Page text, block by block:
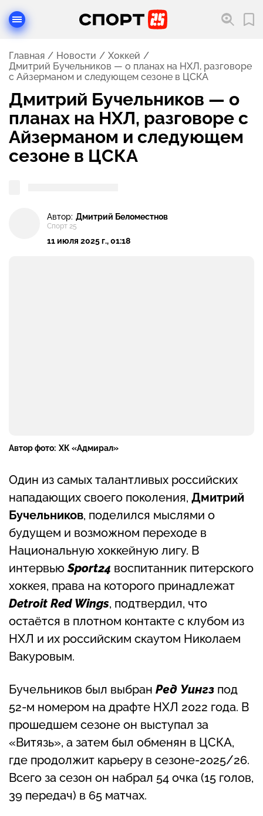
Главная Новости
Хоккей
Дмитрий Бучельников — о планах на НХЛ, разговоре
с Айзерманом и следующем сезоне в ЦСКА
Дмитрий Бучельников — о
планах на НХЛ, разговоре с
Айзерманом и следующем
сезоне в ЦСКА
Автор: Дмитрий Беломестнов
Спорт 25
11 июля 2025 г., 01:18
Автор фото: ХК «Адмирал»
Один из самых талантливых российских
нападающих своего поколения, Дмитрий
Бучельников, поделился мыслями о
будущем и возможном переходе в
Национальную хоккейную лигу. В
интервьюSport24 воспитанник питерского
хоккея, права на которого принадлежат
Detroit Red Wings, подтвердил, что
остаётся в плотном контакте с клубом из
НХЛ и их российским скаутом Николаем
Вакуровым.
Бучельников был выбран Ред Уингз под
52-м номером на драфте НХЛ 2022 года. В
прошедшем сезоне он выступал за
«Витязь», а затем был обменян в ЦСКА,
где продолжит карьеру в сезоне-2025/26.
Всего за сезон он набрал 54 очка (15 голов,
39 передач) в 65 матчах.